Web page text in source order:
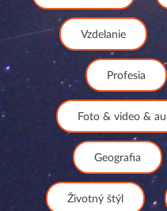
Vzdelanie
Profesia
Foto & video &
Geografia
Životný štýl